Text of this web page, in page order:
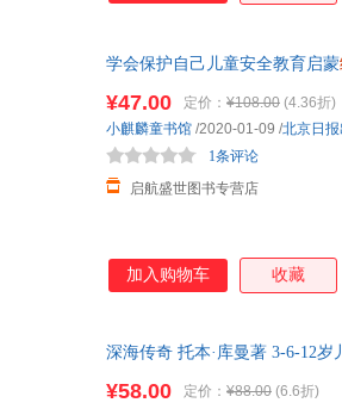
学会保护自己儿童安全教育启蒙
¥47.00 定价： ¥108.00 (4.36折)
启航盛世图书专营店
1条评论
小麒麟童书馆 /2020-01-09 /北京日
加入购物车 收藏
深海传奇 托本·库曼著 3-6-12岁
¥58.00 定价： ¥88.00 (6.6折)